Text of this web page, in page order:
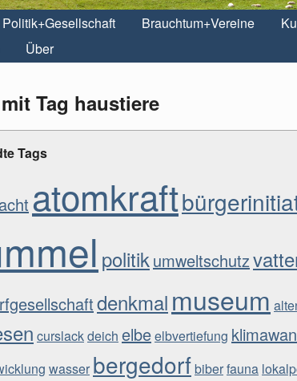
Politik+Gesellschaft Brauchtum+Vereine
Über
Tag haustiere
Tags
atomkraft
politikumweltschutz
denkmal museum
curslackdeich elbeelbvertiefung
wasser bergedorfbiberfauna